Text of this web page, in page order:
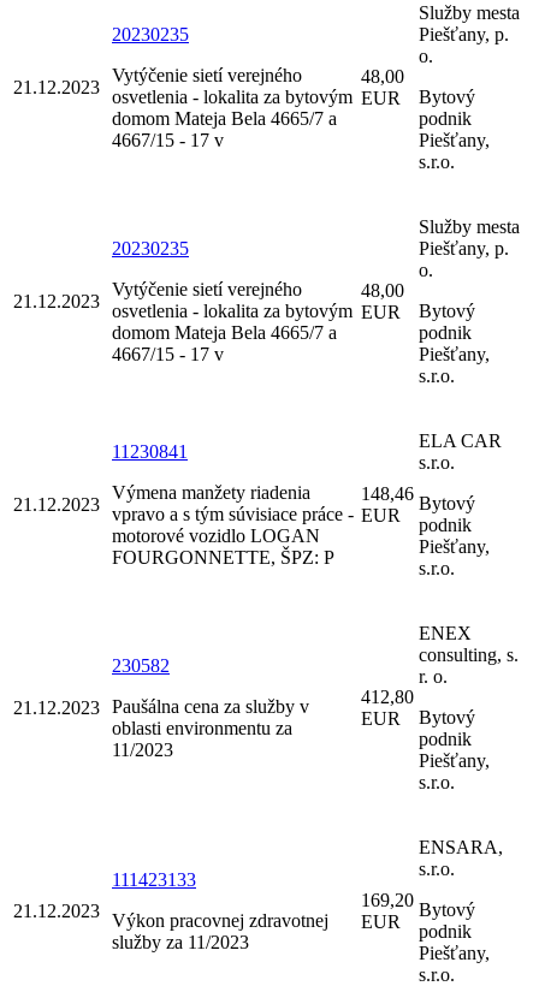
21.12.2023
20230235
Vytýčenie sietí verejného
osvetlenia - lokalita za bytovým
domom Mateja Bela 4665/7 a
4667/15 - 17 v
48,00
EUR
Služby mesta
Piešťany, p.
o.
Bytový
podnik
Piešťany,
s.r.o.
21.12.2023
20230235
Vytýčenie sietí verejného
osvetlenia - lokalita za bytovým
domom Mateja Bela 4665/7 a
4667/15 - 17 v
48,00
EUR
Služby mesta
Piešťany, p.
o.
Bytový
podnik
Piešťany,
s.r.o.
21.12.2023
11230841
Výmena manžety riadenia
vpravo a s tým súvisiace práce -
motorové vozidlo LOGAN
FOURGONNETTE, ŠPZ: P
148,46
EUR
ELA CAR
s.r.o.
Bytový
podnik
Piešťany,
s.r.o.
21.12.2023
230582
Paušálna cena za služby v
oblasti environmentu za
11/2023
412,80
EUR
ENEX
consulting, s.
r. o.
Bytový
podnik
Piešťany,
s.r.o.
21.12.2023
111423133
Výkon pracovnej zdravotnej
služby za 11/2023
169,20
EUR
ENSARA,
s.r.o.
Bytový
podnik
Piešťany,
s.r.o.